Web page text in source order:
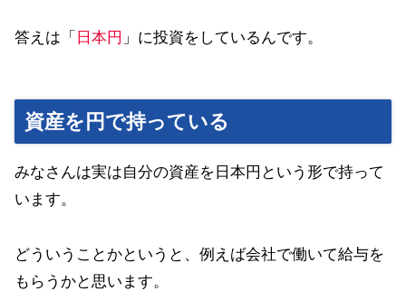
答えは「 日本円 」に投資をしているんです。
資産を円で持っている
みなさんは実は自分の資産を日本円という形で持って
います。
どういうことかというと、例えば会社で働いて給与を
もらうかと思います。